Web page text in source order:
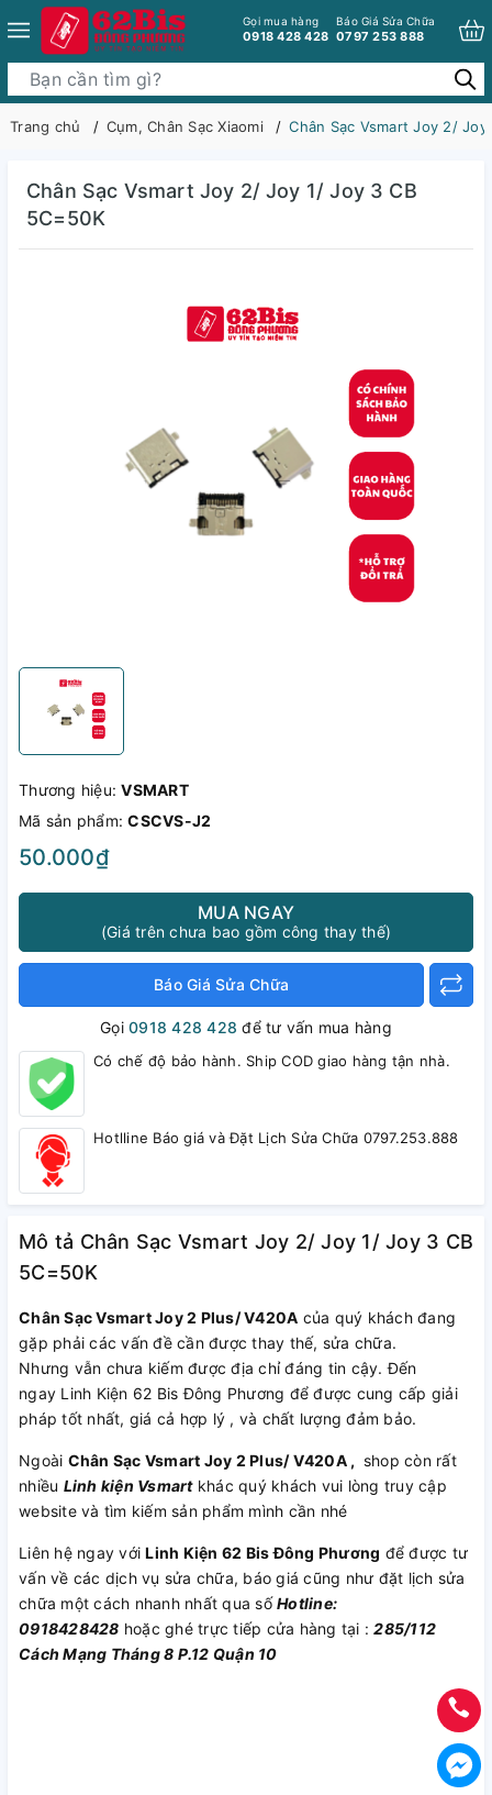
Gọi mua hàng
0918 428 428
Báo Giá Sửa Chữa
0797 253 888
Trang chủ Cụm, Chân Sạc Xiaomi Chân Sạc Vsmart Joy 2/
Chân Sạc Vsmart Joy 2/ Joy 1/ Joy 3 CB
5C=50K
Thương hiệu:VSMART
Mã sản phẩm:CSCVS-J2
50.000₫
MUA NGAY
(Giá trên chưa bao gồm công thay thế)
Báo Giá Sửa Chữa
Gọi0918 428 428 để tư vấn mua hàng
Có chế độ bảo hành. Ship COD giao hàng tận nhà.
Hotlline Báo giá và Đặt Lịch Sửa Chữa 0797.253.888
Mô tả Chân Sạc Vsmart Joy 2/ Joy 1/ Joy 3 CB
5C=50K
Chân Sạc Vsmart Joy 2 Plus/ V420A của quý khách đang
gặp phải các vấn đề cần được thay thế, sửa chữa.
Nhưng vẫn chưa kiếm được địa chỉ đáng tin cậy. Đến
ngay Linh Kiện 62 Bis Đông Phương để được cung cấp giải
pháp tốt nhất, giá cả hợp lý , và chất lượng đảm bảo.
Ngoài Chân Sạc Vsmart Joy 2 Plus/ V420A , shop còn rất
nhiều Linh kiện Vsmartkhác quý khách vui lòng truy cập
website và tìm kiếm sản phẩm mình cần nhé
Liên hệ ngay vớiLinh Kiện 62 Bis Đông Phương để được tư
vấn về các dịch vụ sửa chữa, báo giá cũng như đặt lịch sửa
chữa một cách nhanh nhất qua sốHotline:
0918428428 hoặc ghé trực tiếp cửa hàng tại :285/112
Cách Mạng Tháng 8 P.12 Quận 10